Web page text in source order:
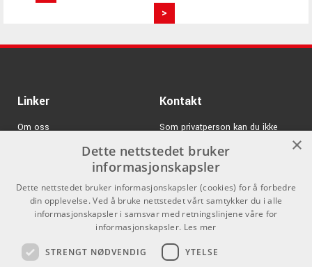
>
Linker
Om oss
GDPR & Cookies
Kontakt
Som privatperson kan du ikke
kjøpe på denne nettsiden, alt salg
skjer gjennom våre forhandlere.
info@emnordic.no
×
Dette nettstedet bruker
informasjonskapsler
Dette nettstedet bruker informasjonskapsler (cookies) for å forbedre
din opplevelse. Ved å bruke nettstedet vårt samtykker du i alle
informasjonskapsler i samsvar med retningslinjene våre for
informasjonskapsler. Les mer
STRENGT NØDVENDIG YTELSE